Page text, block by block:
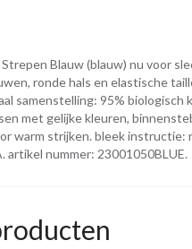
Blauw (blauw) nu voor
ronde hals en elastische
samenstelling: 95%
met gelijke kleuren,
warm strijken. bleek
artikel nummer: 23001050BLUE.